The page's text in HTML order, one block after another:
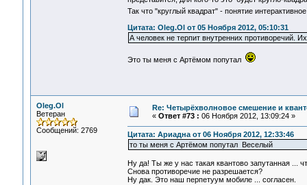
Так что "круглый квадрат" - понятие
Цитата: Oleg.Ol от 05 Ноября 2012, 05:10:31
А человек не терпит внутренних противоречий.
Это ты меня с Артёмом попутал
Oleg.Ol
Ветеран
Сообщений: 2769
Re: Четырёхволновое смешение и
« Ответ #73 : 06 Ноября 2012, 13:09:24 »
Цитата: Ариадна от 06 Ноября 2012, 12:33:46
то ты меня с Артёмом попутал Веселый
Ну да! Ты же у нас такая квантово запутанная ...
Снова противоречие не разрешается?
Ну дак. Это наш перпетуум мобиле ... согласен.